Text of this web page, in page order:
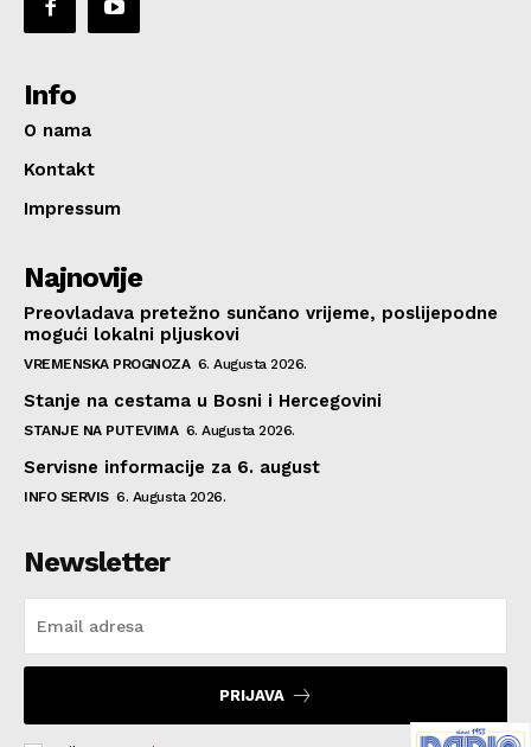
Info
O nama
Kontakt
Impressum
Najnovije
Preovladava pretežno sunčano vrijeme, poslijepodne
mogući lokalni pljuskovi
VREMENSKA PROGNOZA 6. Augusta 2026.
Stanje na cestama u Bosni i Hercegovini
STANJE NA PUTEVIMA 6. Augusta 2026.
Servisne informacije za 6. august
INFO SERVIS 6. Augusta 2026.
Newsletter
PRIJAVA